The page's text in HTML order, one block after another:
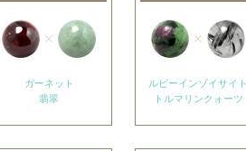
ガーネット
翡翠
ルビーインゾイサイト
トルマリンクォーツ